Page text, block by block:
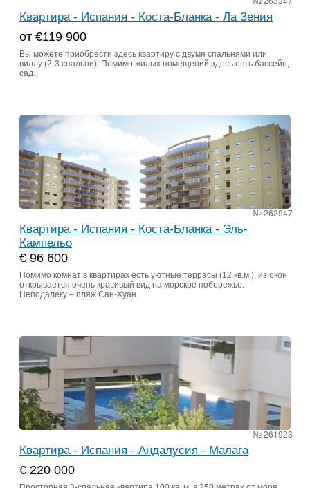
Квартира - Испания - Коста-Бланка - Ла Зения
от €119 900
Вы можете приобрести здесь квартиру с двумя спальнями или
виллу (2-3 спальни). Помимо жилых помещений здесь есть бассейн,
сад.
№ 262947
Квартира - Испания - Коста-Бланка - Эль-
Кампельо
€ 96 600
Помимо комнат в квартирах есть уютные террасы (12 кв.м.), из окон
открывается очень красивый вид на морское побережье.
Неподалеку – пляж Сан-Хуан.
№ 261923
Квартира - Испания - Андалусия - Малага
€ 220 000